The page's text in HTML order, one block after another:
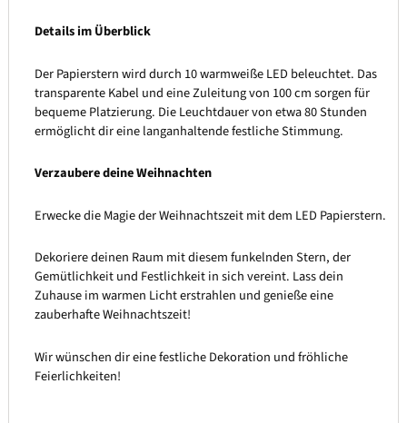
Details im Überblick
Der Papierstern wird durch 10 warmweiße LED beleuchtet. Das
transparente Kabel und eine Zuleitung von 100 cm sorgen für
bequeme Platzierung. Die Leuchtdauer von etwa 80 Stunden
ermöglicht dir eine langanhaltende festliche Stimmung.
Verzaubere deine Weihnachten
Erwecke die Magie der Weihnachtszeit mit dem LED Papierstern.
Dekoriere deinen Raum mit diesem funkelnden Stern, der
Gemütlichkeit und Festlichkeit in sich vereint. Lass dein
Zuhause im warmen Licht erstrahlen und genieße eine
zauberhafte Weihnachtszeit!
Wir wünschen dir eine festliche Dekoration und fröhliche
Feierlichkeiten!